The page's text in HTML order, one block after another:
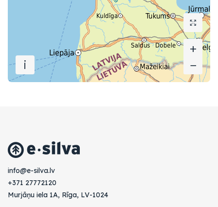
+
−
i
+
−
vl.avlis-e@ofni
+371 27772120
Murjāņu iela 1A, Rīga, LV-1024